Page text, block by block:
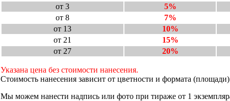
от 3
5%
от 8
7%
от 13
10%
от 21
15%
от 27
20%
Указана цена без стоимости нанесения.
Стоимость нанесения зависит от цветности и формата
Мы можем нанести надпись или фото при тираже от 1